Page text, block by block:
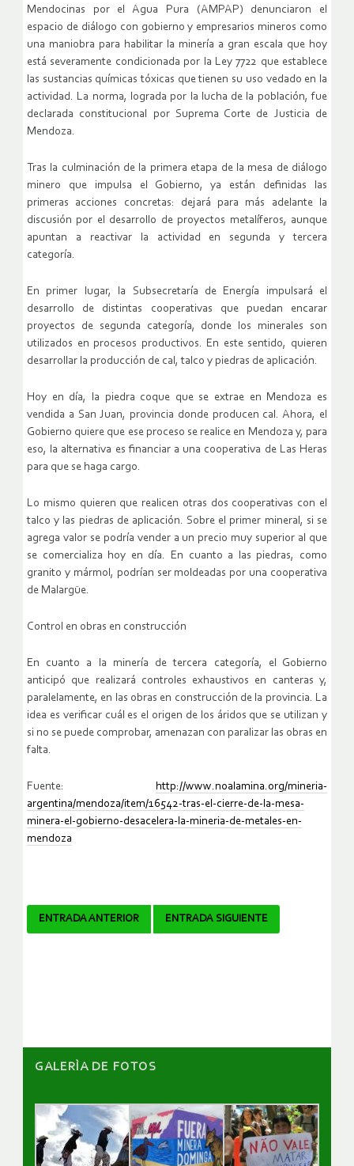
Mendocinas por el Agua Pura (AMPAP) denunciaron el
espacio de diálogo con gobierno y empresarios mineros como
una maniobra para habilitar la minería a gran escala que hoy
está severamente condicionada por la Ley 7722 que establece
las sustancias químicas tóxicas que tienen su uso vedado en la
actividad. La norma, lograda por la lucha de la población, fue
declarada constitucional por Suprema Corte de Justicia de
Mendoza.
Tras la culminación de la primera etapa de la mesa de diálogo
minero que impulsa el Gobierno, ya están definidas las
primeras acciones concretas: dejará para más adelante la
discusión por el desarrollo de proyectos metalíferos, aunque
apuntan a reactivar la actividad en segunda y tercera
categoría.
En primer lugar, la Subsecretaría de Energía impulsará el
desarrollo de distintas cooperativas que puedan encarar
proyectos de segunda categoría, donde los minerales son
utilizados en procesos productivos. En este sentido, quieren
desarrollar la producción de cal, talco y piedras de aplicación.
Hoy en día, la piedra coque que se extrae en Mendoza es
vendida a San Juan, provincia donde producen cal. Ahora, el
Gobierno quiere que ese proceso se realice en Mendoza y, para
eso, la alternativa es financiar a una cooperativa de Las Heras
para que se haga cargo.
Lo mismo quieren que realicen otras dos cooperativas con el
talco y las piedras de aplicación. Sobre el primer mineral, si se
agrega valor se podría vender a un precio muy superior al que
se comercializa hoy en día. En cuanto a las piedras, como
granito y mármol, podrían ser moldeadas por una cooperativa
de Malargüe.
Control en obras en construcción
En cuanto a la minería de tercera categoría, el Gobierno
anticipó que realizará controles exhaustivos en canteras y,
paralelamente, en las obras en construcción de la provincia. La
idea es verificar cuál es el origen de los áridos que se utilizan y
si no se puede comprobar, amenazan con paralizar las obras en
falta.
Fuente: http://www.noalamina.org/mineria-
argentina/mendoza/item/16542-tras-el-cierre-de-la-mesa-
minera-el-gobierno-desacelera-la-mineria-de-metales-en-
mendoza
Navegador
ENTRADA ANTERIOR ENTRADA SIGUIENTE
GALERÌA DE FOTOS